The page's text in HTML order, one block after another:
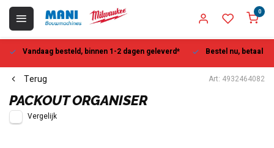
0
Vandaag besteld, binnen 1-2 dagen geleverd* Bestel nu, betaal
Terug Art: 4932464082
PACKOUT ORGANISER
Vergelijk